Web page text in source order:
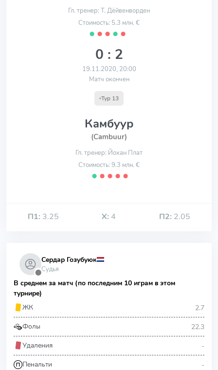
Гл. тренер: Т. Дёйвенворден
Стоимость: 5.3 млн. €
⬤ ⬤ ⬤ ⬤ ⬤
0 : 2
19.11.2020, 20:00
Матч окончен
Тур 13
Камбуур
(Cambuur)
Гл. тренер: Йохан Плат
Стоимость: 9.3 млн. €
⬤ ⬤ ⬤ ⬤ ⬤
П1: 3.25 Х: 4 П2: 2.05
⬤
Сердар Гозубуюк
Судья
В среднем за матч (по последним 10 играм в этом
турнире)
ЖК
2.7
Фолы 22.3
Удаления -
Пенальти -